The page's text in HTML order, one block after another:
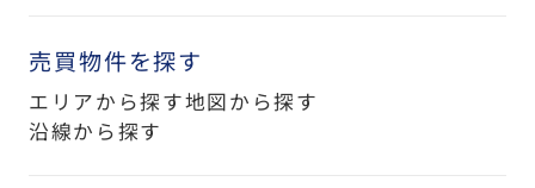
売買物件を探す
エリアから探す
沿線から探す
地図から探す